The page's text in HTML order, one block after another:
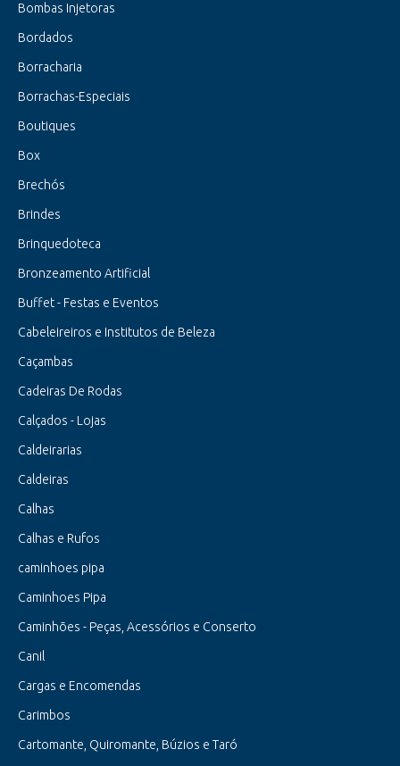
Bombas Injetoras
Bordados
Borracharia
Borrachas-Especiais
Boutiques
Box
Brechós
Brindes
Brinquedoteca
Bronzeamento Artificial
Buffet - Festas e Eventos
Cabeleireiros e Institutos de Beleza
Caçambas
Cadeiras De Rodas
Calçados - Lojas
Caldeirarias
Caldeiras
Calhas
Calhas e Rufos
caminhoes pipa
Caminhoes Pipa
Caminhões - Peças, Acessórios e Conserto
Canil
Cargas e Encomendas
Carimbos
Cartomante, Quiromante, Búzios e Taró